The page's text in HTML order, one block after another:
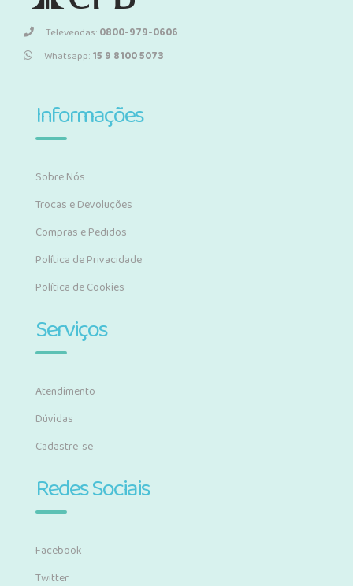
Televendas:0800-979-0606
Whatsapp:15 9 8100 5073
Informações
Sobre Nós
Trocas e Devoluções
Compras e Pedidos
Política de Privacidade
Política de Cookies
Serviços
Atendimento
Dúvidas
Cadastre-se
Redes Sociais
Facebook
Twitter